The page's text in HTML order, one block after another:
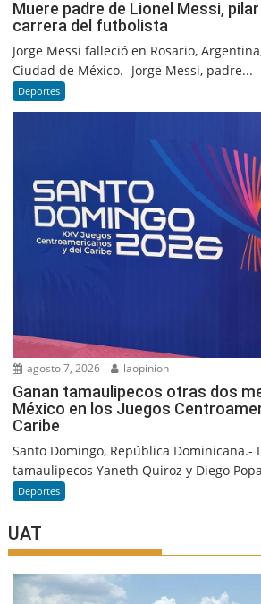
Muere padre de Lionel Messi,
carrera del futbolista
Jorge Messi falleció en Rosario,
Ciudad de México.- Jorge Messi, padre...
Deportes
agosto 7, 2026 laopinion
Ganan tamaulipecos otras dos
México en los Juegos
Caribe
Santo Domingo, República Dominicana.-
tamaulipecos Yaneth Quiroz y Diego
Deportes
UAT